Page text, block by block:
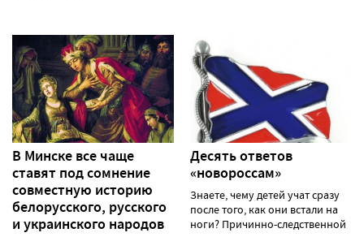
В Минске все чаще
ставят под сомнение
совместную историю
белорусского, русского
и украинского народов
Десять ответов
«новороссам»
Знаете, чему детей учат сразу
после того, как они встали на
ноги? Причинно-следственной